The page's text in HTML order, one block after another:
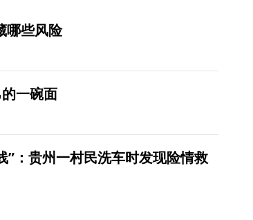
哪些风险
一碗面
”：贵州一村民洗车时发现险情救